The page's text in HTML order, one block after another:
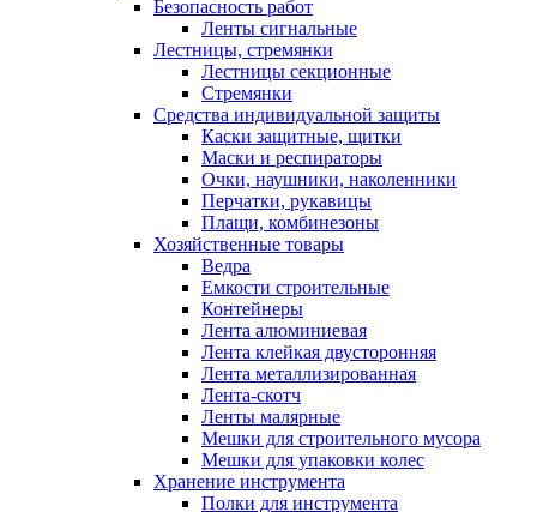
Безопасность работ
Ленты сигнальные
Лестницы, стремянки
Лестницы секционные
Стремянки
Средства индивидуальной защиты
Каски защитные, щитки
Маски и респираторы
Очки, наушники, наколенники
Перчатки, рукавицы
Плащи, комбинезоны
Хозяйственные товары
Ведра
Емкости строительные
Контейнеры
Лента алюминиевая
Лента клейкая двусторонняя
Лента металлизированная
Лента-скотч
Ленты малярные
Мешки для строительного мусора
Мешки для упаковки колес
Хранение инструмента
Полки для инструмента